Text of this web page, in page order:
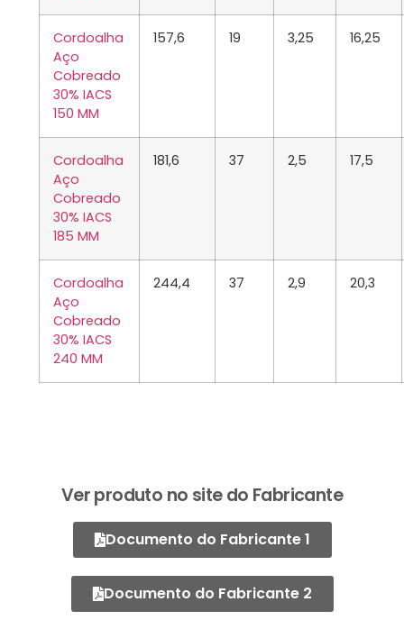
Cordoalha
Aço
Cobreado
30% IACS
150 MM
157,6 19 3,25 16,25
Cordoalha
Aço
Cobreado
30% IACS
185 MM
181,6 37 2,5 17,5
Cordoalha
Aço
Cobreado
30% IACS
240 MM
244,4 37 2,9 20,3
Ver produto no site do Fabricante
Documento do Fabricante 1
Documento do Fabricante 2